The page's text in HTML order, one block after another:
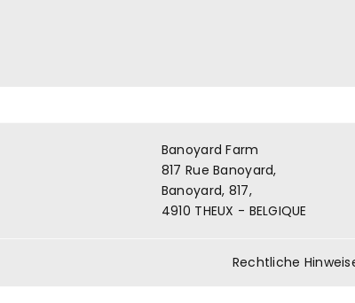
Banoyard Farm
817 Rue Banoyard,
Banoyard, 817,
4910 THEUX - BELGIQUE
Rechtliche